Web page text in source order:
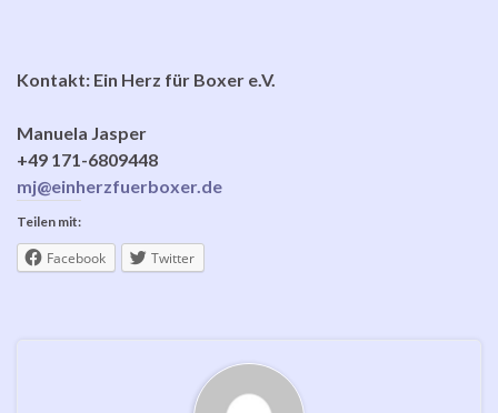
Kontakt: Ein Herz für Boxer e.V.
Manuela Jasper
+49 171-6809448
mj@einherzfuerboxer.de
Teilen mit:
Facebook Twitter